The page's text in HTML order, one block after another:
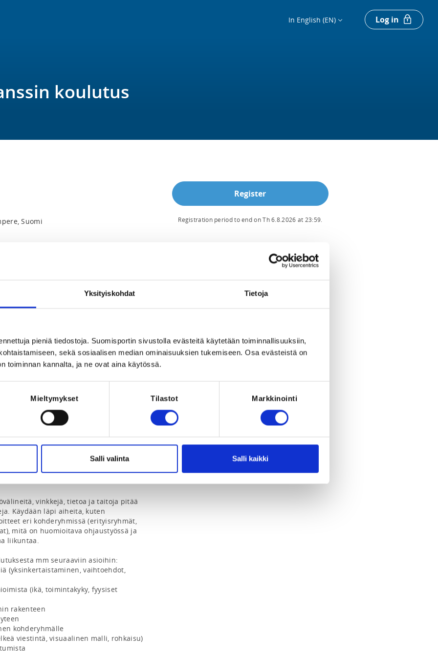
Yksityiskohdat Tietoja
pieniä tiedostoja. Suomisportin sivustolla evästeitä käytetään toiminnallisuuksiin,
sekä sosiaalisen median ominaisuuksien tukemiseen. Osa evästeistä on
toiminnan kannalta, ja ne ovat aina käytössä.
Mieltymykset Tilastot Markkinointi
Salli valinta Salli kaikki
In English (EN) Log in
koulutus
Suomi
Pyörätuolitanssi, Rock'n'swing -
at 23:59
jäsen vuonna 2026
vinkkejä, tietoa ja taitoja pitää
Käydään läpi aiheita, kuten
eri kohderyhmissä (erityisryhmät,
mitä on huomioitava ohjaustyössä ja
liikuntaa.
mm seuraaviin asioihin:
(yksinkertaistaminen, vaihtoehdot,
(ikä, toimintakyky, fyysiset
rakenteen
kohderyhmälle
viestintä, visuaalinen malli, rohkaisu)
Register
Registration period to end onTh 6.8.2026 at 23:59.